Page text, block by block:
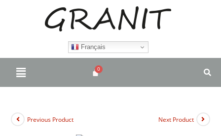
Français
Previous Product Next Product